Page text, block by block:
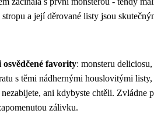
stropu a její děrované listy jsou
favority: monsteru
s těmi nádhernými houslovitými listy,
ani kdybyste chtěli. Zvládne
zálivku.